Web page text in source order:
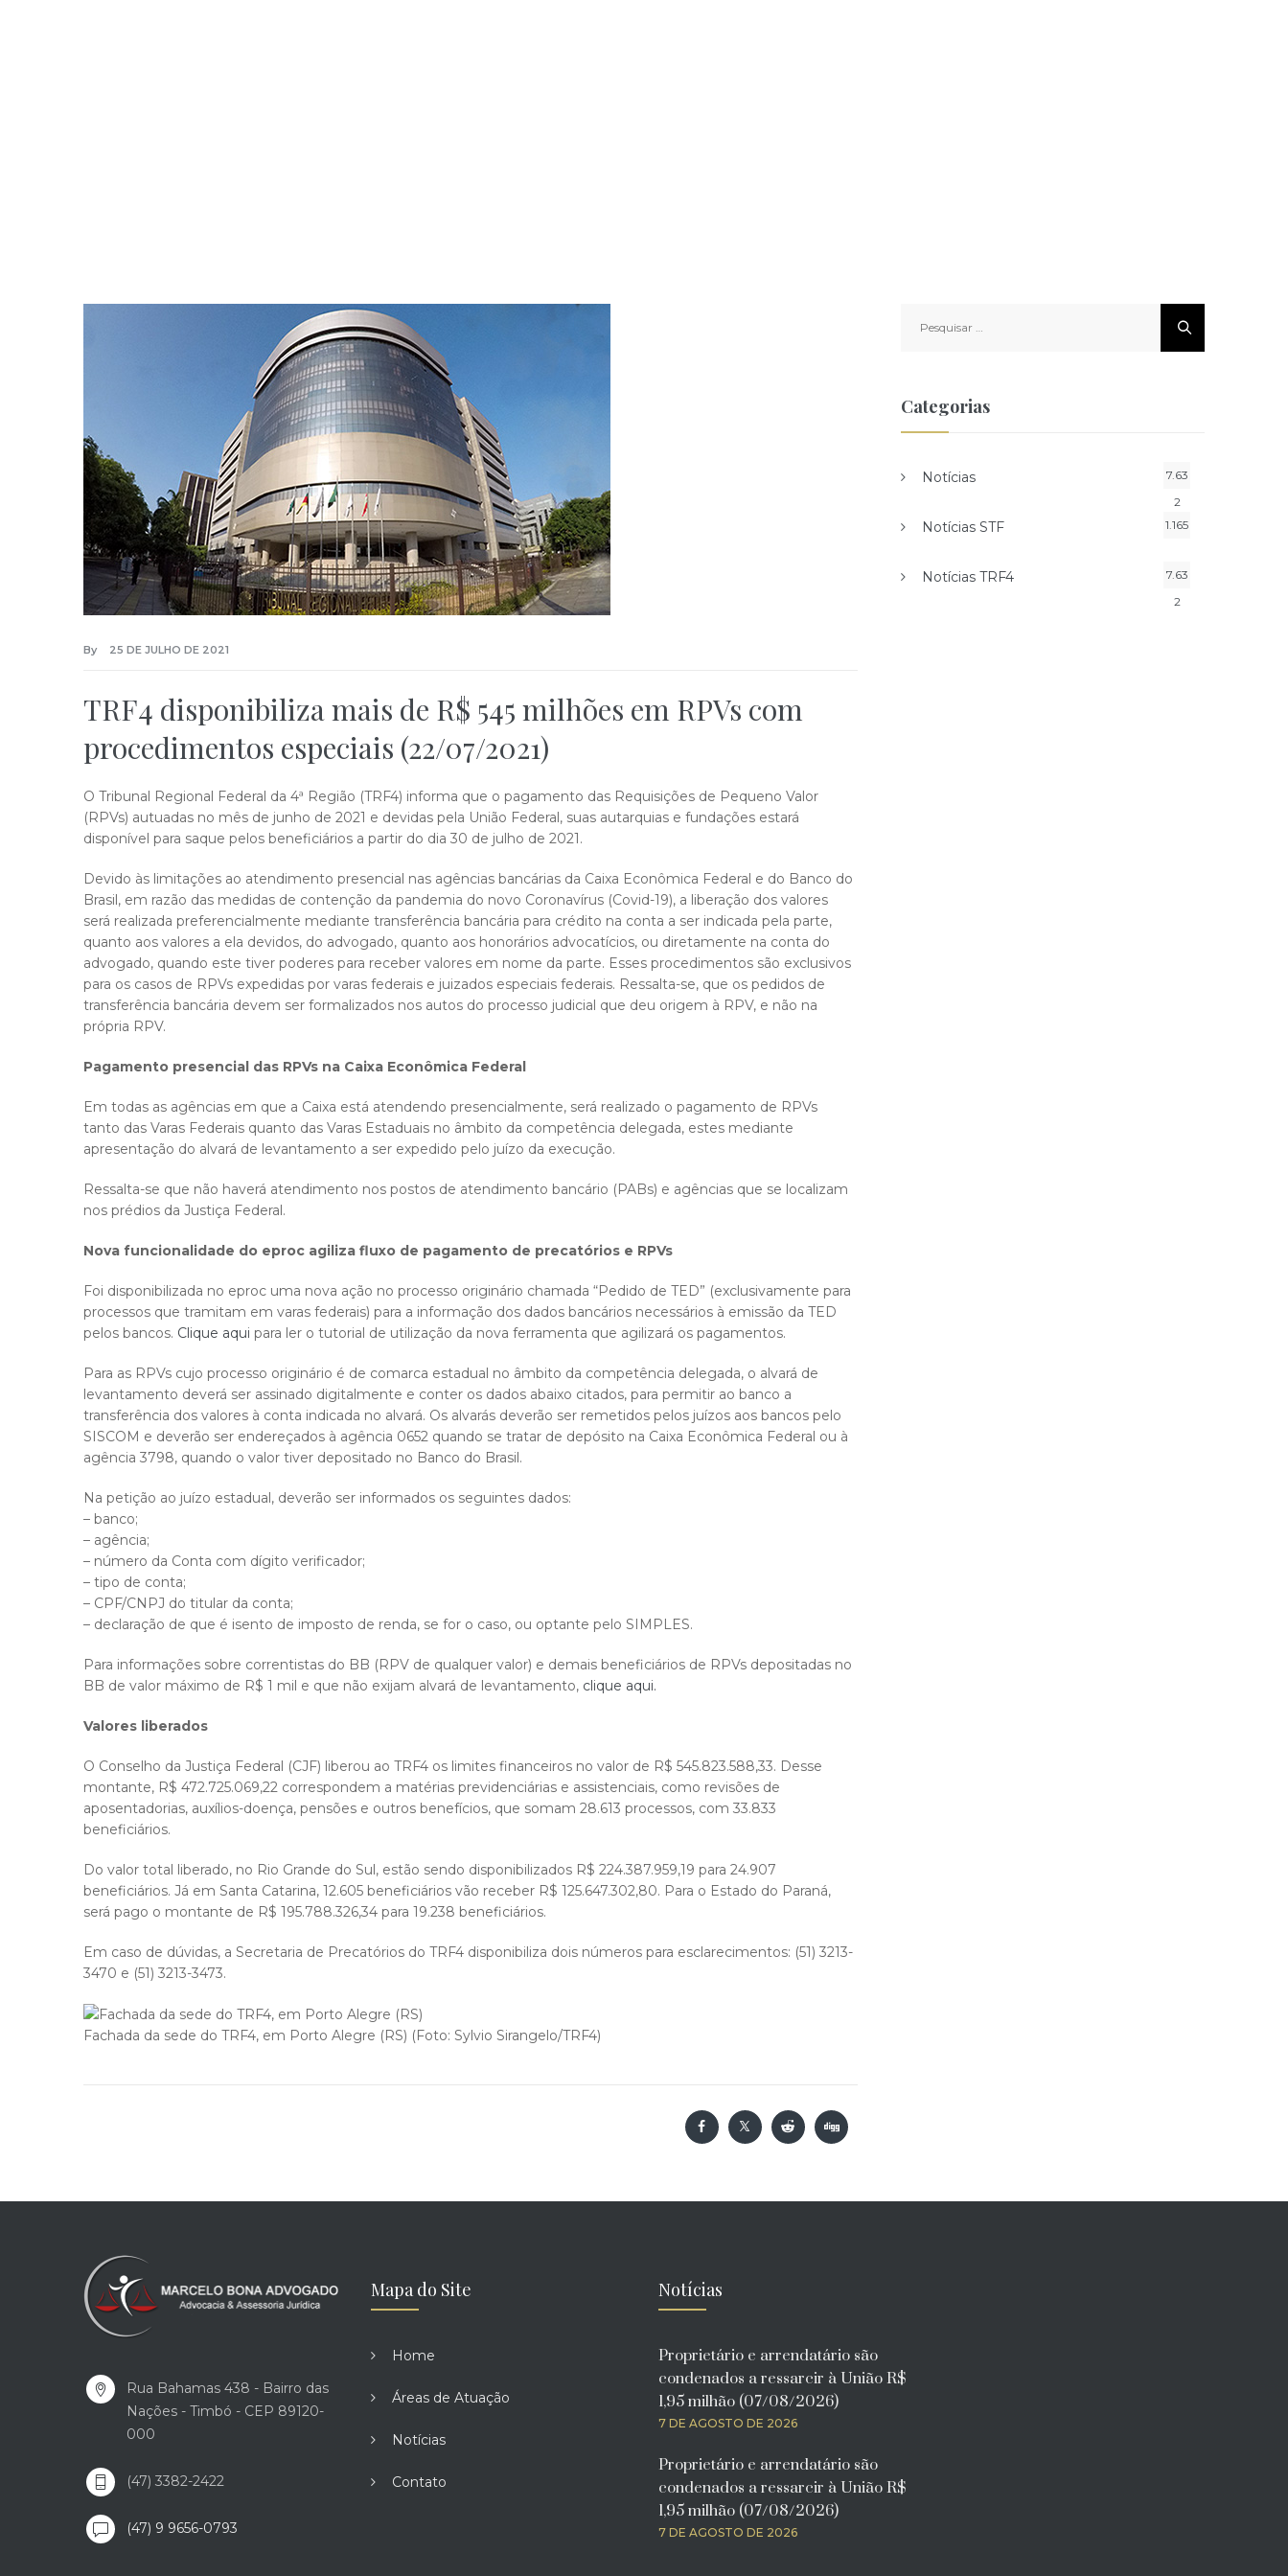
By 25 DE JULHO DE 2021
TRF4 disponibiliza mais de R$ 545 milhões em RPVs com
procedimentos especiais (22/07/2021)
O Tribunal Regional Federal da 4ª Região (TRF4) informa que o pagamento das Requisições de Pequeno Valor
(RPVs) autuadas no mês de junho de 2021 e devidas pela União Federal, suas autarquias e fundações estará
disponível para saque pelos beneficiários a partir do dia 30 de julho de 2021.
Devido às limitações ao atendimento presencial nas agências bancárias da Caixa Econômica Federal e do Banco do
Brasil, em razão das medidas de contenção da pandemia do novo Coronavírus (Covid-19), a liberação dos valores
será realizada preferencialmente mediante transferência bancária para crédito na conta a ser indicada pela parte,
quanto aos valores a ela devidos, do advogado, quanto aos honorários advocatícios, ou diretamente na conta do
advogado, quando este tiver poderes para receber valores em nome da parte. Esses procedimentos são exclusivos
para os casos de RPVs expedidas por varas federais e juizados especiais federais. Ressalta-se, que os pedidos de
transferência bancária devem ser formalizados nos autos do processo judicial que deu origem à RPV, e não na
própria RPV.
Pagamento presencial das RPVs na Caixa Econômica Federal
Em todas as agências em que a Caixa está atendendo presencialmente, será realizado o pagamento de RPVs
tanto das Varas Federais quanto das Varas Estaduais no âmbito da competência delegada, estes mediante
apresentação do alvará de levantamento a ser expedido pelo juízo da execução.
Ressalta-se que não haverá atendimento nos postos de atendimento bancário (PABs) e agências que se localizam
nos prédios da Justiça Federal.
Nova funcionalidade do eproc agiliza fluxo de pagamento de precatórios e RPVs
Foi disponibilizada no eproc uma nova ação no processo originário chamada “Pedido de TED” (exclusivamente para
processos que tramitam em varas federais) para a informação dos dados bancários necessários à emissão da TED
pelos bancos. Clique aqui para ler o tutorial de utilização da nova ferramenta que agilizará os pagamentos.
Para as RPVs cujo processo originário é de comarca estadual no âmbito da competência delegada, o alvará de
levantamento deverá ser assinado digitalmente e conter os dados abaixo citados, para permitir ao banco a
transferência dos valores à conta indicada no alvará. Os alvarás deverão ser remetidos pelos juízos aos bancos pelo
SISCOM e deverão ser endereçados à agência 0652 quando se tratar de depósito na Caixa Econômica Federal ou à
agência 3798, quando o valor tiver depositado no Banco do Brasil.
Na petição ao juízo estadual, deverão ser informados os seguintes dados:
– banco;
– agência;
– número da Conta com dígito verificador;
– tipo de conta;
– CPF/CNPJ do titular da conta;
– declaração de que é isento de imposto de renda, se for o caso, ou optante pelo SIMPLES.
Para informações sobre correntistas do BB (RPV de qualquer valor) e demais beneficiários de RPVs depositadas no
BB de valor máximo de R$ 1 mil e que não exijam alvará de levantamento, clique aqui.
Valores liberados
O Conselho da Justiça Federal (CJF) liberou ao TRF4 os limites financeiros no valor de R$ 545.823.588,33. Desse
montante, R$ 472.725.069,22 correspondem a matérias previdenciárias e assistenciais, como revisões de
aposentadorias, auxílios-doença, pensões e outros benefícios, que somam 28.613 processos, com 33.833
beneficiários.
Do valor total liberado, no Rio Grande do Sul, estão sendo disponibilizados R$ 224.387.959,19 para 24.907
beneficiários. Já em Santa Catarina, 12.605 beneficiários vão receber R$ 125.647.302,80. Para o Estado do Paraná,
será pago o montante de R$ 195.788.326,34 para 19.238 beneficiários.
Em caso de dúvidas, a Secretaria de Precatórios do TRF4 disponibiliza dois números para esclarecimentos: (51) 3213-
3470 e (51) 3213-3473.
Fachada da sede do TRF4, em Porto Alegre (RS) (Foto: Sylvio Sirangelo/TRF4)
por:
Categorias
Notícias
7.63
2
Notícias STF 1.165
Notícias TRF4
7.63
2
Rua Bahamas 438 - Bairro das
Nações - Timbó - CEP 89120-
000
(47) 3382-2422
(47) 9 9656-0793
Mapa do Site
Home
Áreas de Atuação
Notícias
Contato
Notícias
Proprietário e arrendatário são
condenados a ressarcir à União R$
1,95 milhão (07/08/2026)
7 DE AGOSTO DE 2026
Proprietário e arrendatário são
condenados a ressarcir à União R$
1,95 milhão (07/08/2026)
7 DE AGOSTO DE 2026